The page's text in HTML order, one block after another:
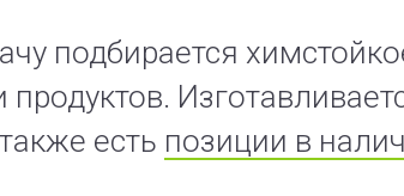
подбирается
также есть позиции в